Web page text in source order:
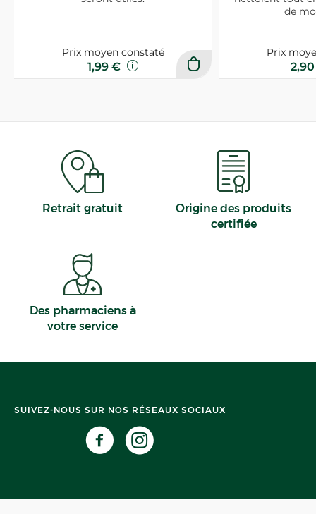
Prix moyen constaté
1,99 €
de
Prix
Retrait gratuit
Origine des produits
certifiée
Des pharmaciens à
votre service
SUIVEZ-NOUS SUR NOS RÉSEAUX SOCIAUX